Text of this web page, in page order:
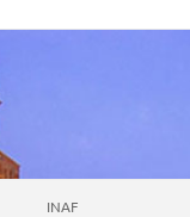
INAF